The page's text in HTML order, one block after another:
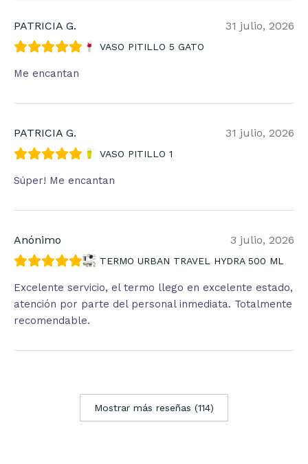
PATRICIA G. 31 julio, 2026
VASO PITILLO 5 GATO
Me encantan
PATRICIA G. 31 julio, 2026
VASO PITILLO 1
Súper! Me encantan
Anónimo 3 julio, 2026
TERMO URBAN TRAVEL HYDRA 500 ML
Excelente servicio, el termo llego en excelente estado,
atención por parte del personal inmediata. Totalmente
recomendable.
Mostrar más reseñas (114)